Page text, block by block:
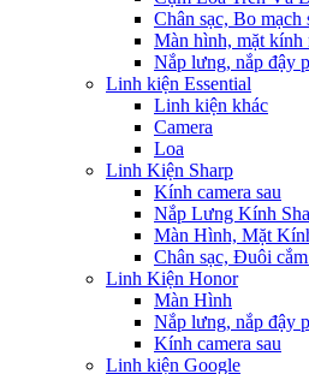
Chân sạc, Bo mạch
Màn hình, mặt kính
Nắp lưng, nắp đậy
Linh kiện Essential
Linh kiện khác
Camera
Loa
Linh Kiện Sharp
Kính camera sau
Nắp Lưng Kính
Màn Hình, Mặt
Chân sạc, Đuôi cắm
Linh Kiện Honor
Màn Hình
Nắp lưng, nắp đậy
Kính camera sau
Linh kiện Google